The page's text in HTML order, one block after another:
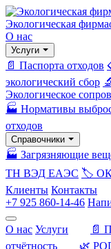
Экологическая фирма
О нас
Услуги
📄 Паспорта отходов
экологический сбор
Экологическое
🏭 Нормативы
отходов
Справочники
🏭 Загрязняющие
ТН ВЭД ЕАЭС 🏷️
Клиенты Контакты
+7 925 860-14-46
О нас Услуги 📄
отчётность
🌿